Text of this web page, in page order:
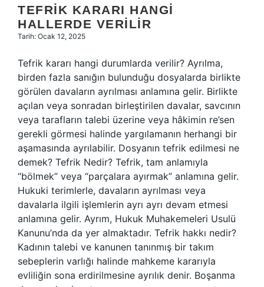
TEFRIK KARARI HANGI
HALLERDE VERILIR
Tarih: Ocak 12, 2025
Tefrik kararı hangi durumlarda verilir? Ayrılma,
birden fazla sanığın bulunduğu dosyalarda birlikte
görülen davaların ayrılması anlamına gelir. Birlikte
açılan veya sonradan birleştirilen davalar, savcının
veya tarafların talebi üzerine veya hâkimin re’sen
gerekli görmesi halinde yargılamanın herhangi bir
aşamasında ayrılabilir. Dosyanın tefrik edilmesi ne
demek? Tefrik Nedir? Tefrik, tam anlamıyla
“bölmek” veya “parçalara ayırmak” anlamına gelir.
Hukuki terimlerle, davaların ayrılması veya
davalarla ilgili işlemlerin ayrı ayrı devam etmesi
anlamına gelir. Ayrım, Hukuk Muhakemeleri Usulü
Kanunu’nda da yer almaktadır. Tefrik hakkı nedir?
Kadının talebi ve kanunen tanınmış bir takım
sebeplerin varlığı halinde mahkeme kararıyla
evliliğin sona erdirilmesine ayrılık denir. Boşanma